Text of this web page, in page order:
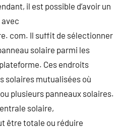
il est possible d’avoir un
com. Il suffit de sélectionner
solaire parmi les
Ces endroits
solaires mutualisées où
plusieurs panneaux solaires.
solaire,
être totale ou réduire